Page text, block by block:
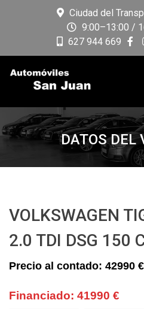
Ciudad del
9:00–13:00 /
627 944 669
DATOS DEL
VOLKSWAGEN
2.0 TDI DSG 150
42990 €
41990 €